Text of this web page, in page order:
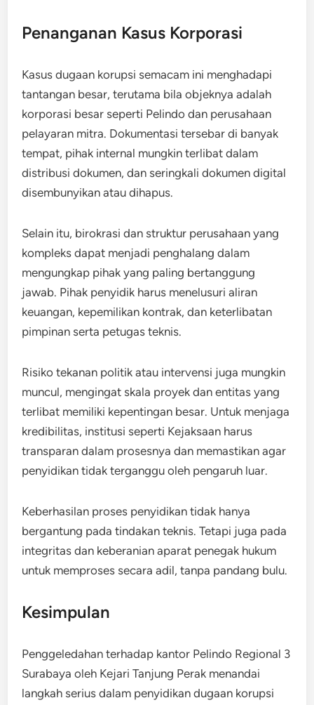
Penanganan Kasus Korporasi
Kasus dugaan korupsi semacam ini menghadapi
tantangan besar, terutama bila objeknya adalah
korporasi besar seperti Pelindo dan perusahaan
pelayaran mitra. Dokumentasi tersebar di banyak
tempat, pihak internal mungkin terlibat dalam
distribusi dokumen, dan seringkali dokumen digital
disembunyikan atau dihapus.
Selain itu, birokrasi dan struktur perusahaan yang
kompleks dapat menjadi penghalang dalam
mengungkap pihak yang paling bertanggung
jawab. Pihak penyidik harus menelusuri aliran
keuangan, kepemilikan kontrak, dan keterlibatan
pimpinan serta petugas teknis.
Risiko tekanan politik atau intervensi juga mungkin
muncul, mengingat skala proyek dan entitas yang
terlibat memiliki kepentingan besar. Untuk menjaga
kredibilitas, institusi seperti Kejaksaan harus
transparan dalam prosesnya dan memastikan agar
penyidikan tidak terganggu oleh pengaruh luar.
Keberhasilan proses penyidikan tidak hanya
bergantung pada tindakan teknis. Tetapi juga pada
integritas dan keberanian aparat penegak hukum
untuk memproses secara adil, tanpa pandang bulu.
Kesimpulan
Penggeledahan terhadap kantor Pelindo Regional 3
Surabaya oleh Kejari Tanjung Perak menandai
langkah serius dalam penyidikan dugaan korupsi